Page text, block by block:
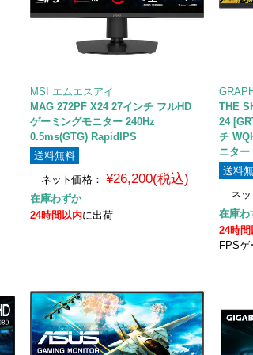
MSI エムエスアイ
MAG 272PF X24 27インチ フルHD
ゲーミングモニター 240Hz
0.5ms(GTG) RapidIPS
送料無料
ネット価格：
¥26,200(税込)
在庫わずか
24時間以内に出荷
THE
24
チ
ニタ
送料
ネッ
在庫わ
24時
FPSゲ